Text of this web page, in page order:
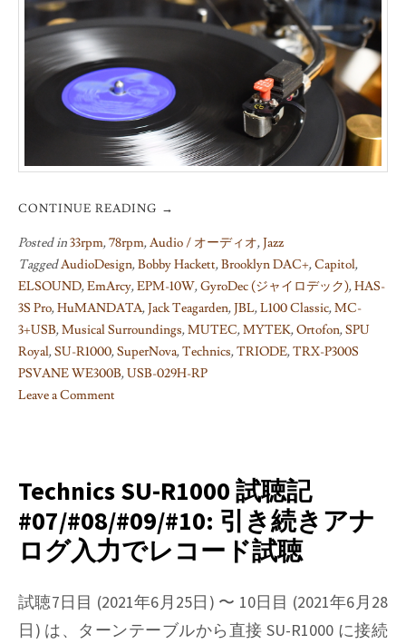
CONTINUE READING →
Posted in33rpm,78rpm,Audio / オーディオ,Jazz
TaggedAudioDesign,Bobby Hackett,Brooklyn DAC+,Capitol,
ELSOUND,EmArcy,EPM-10W,GyroDec (ジャイロデック),HAS-
3S Pro,HuMANDATA,Jack Teagarden,JBL,L100 Classic,MC-
3+USB,Musical Surroundings,MUTEC,MYTEK,Ortofon,SPU
Royal,SU-R1000,SuperNova,Technics,TRIODE,TRX-P300S
PSVANE WE300B,USB-029H-RP
Leave a Comment
R1000
試
聴
記
内
蔵
デ
Technics SU-R1000 試聴記
#07/#08/#09/#10: 引き続きアナ
ログ入力でレコード試聴
試聴7日目 (2021年6月25日) 〜 10日目 (2021年6月28
日) は、ターンテーブルから直接 SU-R1000 に接続